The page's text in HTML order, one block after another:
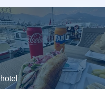
hotel